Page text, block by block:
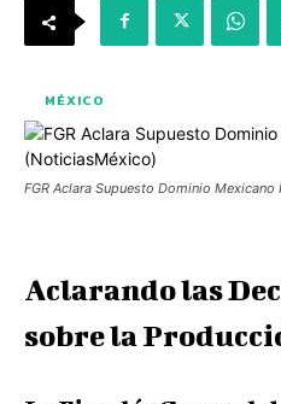
MÉXICO
FGR Aclara Supuesto Dominio
Aclarando las
sobre la